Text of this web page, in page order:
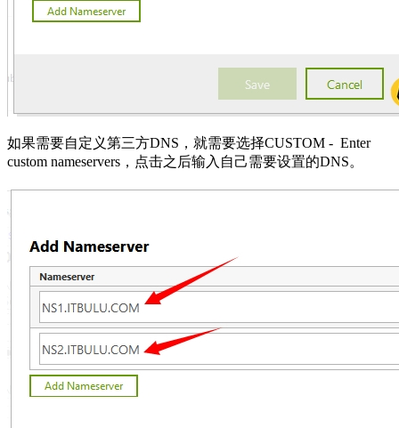
如果需要自定义第三方DNS，就需要选择CUSTOM - Enter
custom nameservers，点击之后输入自己需要设置的DNS。